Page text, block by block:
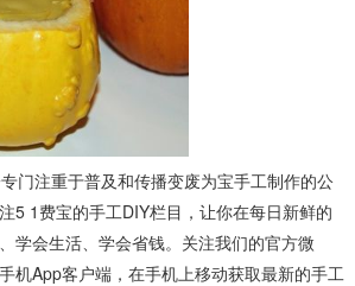
门注重于普及和传播变废为宝手工制作的公
5 1费宝的手工DIY栏目，让你在每日新鲜的
学会生活、学会省钱。关注我们的官方微
机App客户端，在手机上移动获取最新的手工